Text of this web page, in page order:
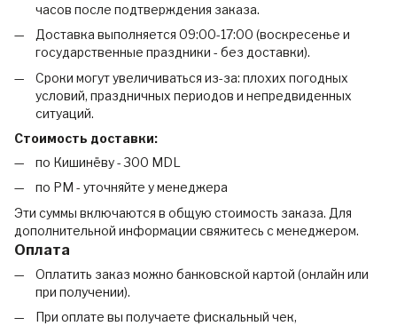
часов после подтверждения заказа.
Доставка выполняется 09:00-17:00 (воскресенье и
государственные праздники - без доставки).
Сроки могут увеличиваться из-за: плохих погодных
условий, праздничных периодов и непредвиденных
ситуаций.
Стоимость доставки:
по Кишинёву - 300 MDL
по РМ - уточняйте у менеджера
Эти суммы включаются в общую стоимость заказа. Для
дополнительной информации свяжитесь с менеджером.
Оплата
Оплатить заказ можно банковской картой (онлайн или
при получении).
При оплате вы получаете фискальный чек,